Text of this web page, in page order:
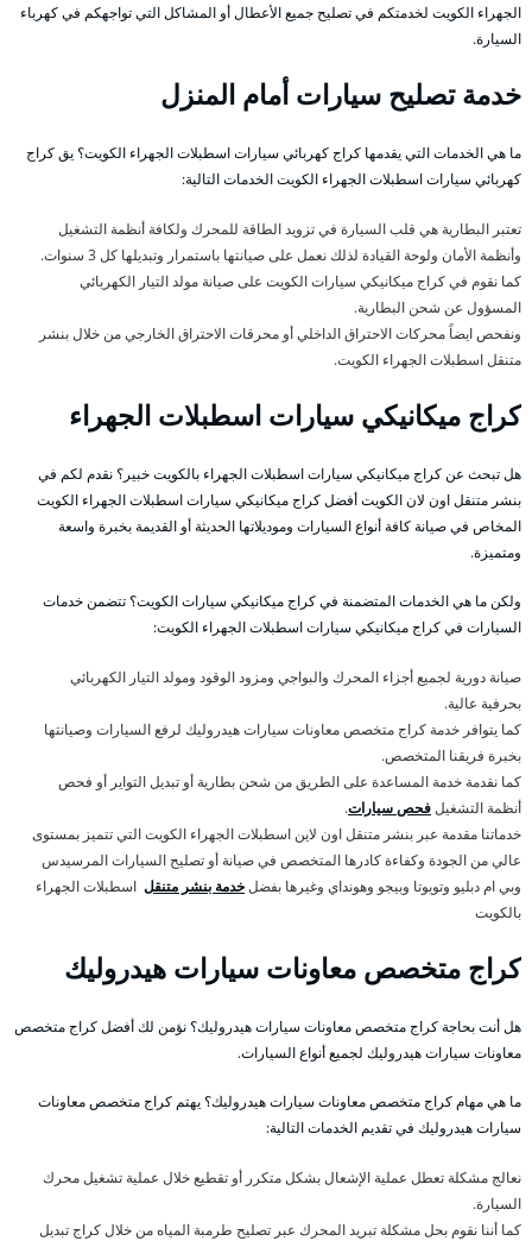
الجهراء الكويت لخدمتكم في تصليح جميع الأعطال أو المشاكل التي تواجهكم في كهرباء
السيارة.
خدمة تصليح سيارات أمام المنزل
ما هي الخدمات التي يقدمها كراج كهربائي سيارات اسطبلات الجهراء الكويت؟ يق كراج
كهربائي سيارات اسطبلات الجهراء الكويت الخدمات التالية:
تعتبر البطارية هي قلب السيارة في تزويد الطاقة للمحرك ولكافة أنظمة التشغيل
وأنظمة الأمان ولوحة القيادة لذلك نعمل على صيانتها باستمرار وتبديلها كل 3 سنوات.
كما نقوم في كراج ميكانيكي سيارات الكويت على صيانة مولد التيار الكهربائي
المسؤول عن شحن البطارية.
ونفحص ايضاً محركات الاحتراق الداخلي أو محرقات الاحتراق الخارجي من خلال بنشر
متنقل اسطبلات الجهراء الكويت.
كراج ميكانيكي سيارات اسطبلات الجهراء
هل تبحث عن كراج ميكانيكي سيارات اسطبلات الجهراء بالكويت خبير؟ نقدم لكم في
بنشر متنقل اون لان الكويت أفضل كراج ميكانيكي سيارات اسطبلات الجهراء الكويت
المخاص في صيانة كافة أنواع السيارات وموديلاتها الحديثة أو القديمة بخبرة واسعة
ومتميزة.
ولكن ما هي الخدمات المتضمنة في كراج ميكانيكي سيارات الكويت؟ تتضمن خدمات
السيارات في كراج ميكانيكي سيارات اسطبلات الجهراء الكويت:
صيانة دورية لجميع أجزاء المحرك والبواجي ومزود الوقود ومولد التيار الكهربائي
بحرفية عالية.
كما يتوافر خدمة كراج متخصص معاونات سيارات هيدروليك لرفع السيارات وصيانتها
بخبرة فريقنا المتخصص.
كما نقدمة خدمة المساعدة على الطريق من شحن بطارية أو تبديل التواير أو فحص
أنظمة التشغيلفحص سيارات.
خدماتنا مقدمة عبر بنشر متنقل اون لاين اسطبلات الجهراء الكويت التي تتميز بمستوى
عالي من الجودة وكفاءة كادرها المتخصص في صيانة أو تصليح السيارات المرسيدس
وبي ام دبليو وتويوتا وبيجو وهونداي وغيرها بفضلخدمة بنشر متنقل اسطبلات الجهراء
بالكويت
كراج متخصص معاونات سيارات هيدروليك
هل أنت بحاجة كراج متخصص معاونات سيارات هيدروليك؟ نؤمن لك أفضل كراج متخصص
معاونات سيارات هيدروليك لجميع أنواع السيارات.
ما هي مهام كراج متخصص معاونات سيارات هيدروليك؟ يهتم كراج متخصص معاونات
سيارات هيدروليك في تقديم الخدمات التالية:
نعالج مشكلة تعطل عملية الإشعال بشكل متكرر أو تقطيع خلال عملية تشغيل محرك
السيارة.
كما أننا نقوم بحل مشكلة تبريد المحرك عبر تصليح طرمبة المياه من خلال كراج تبديل